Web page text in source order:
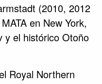
(2010, 2012
en New York,
y el histórico Otoño
Royal Northern